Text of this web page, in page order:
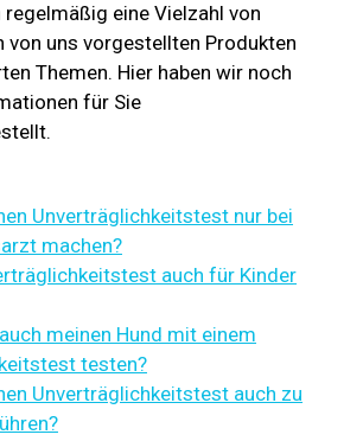
regelmäßig eine Vielzahl von
von uns vorgestellten Produkten
Themen. Hier haben wir noch
für Sie
Unverträglichkeitstest nur bei
machen?
auch für Kinder
meinen Hund mit einem
testen?
Unverträglichkeitstest auch zu